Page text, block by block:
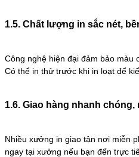
1.5. Chất lượng in sắc nét,
Công nghệ hiện đại đảm bảo màu
Có thể in thử trước khi in loạt để
1.6. Giao hàng nhanh
Nhiều xưởng in giao tận nơi miễn
ngay tại xưởng nếu bạn đến trực